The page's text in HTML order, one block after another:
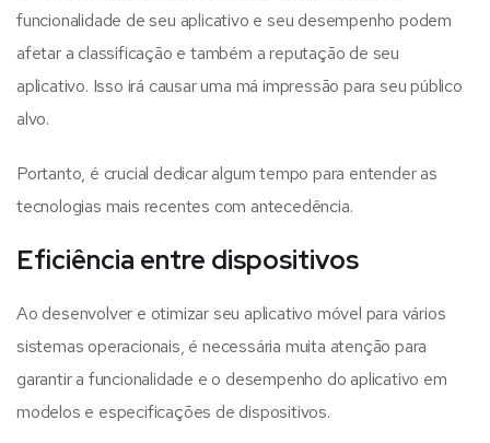
funcionalidade de seu aplicativo e seu desempenho podem
afetar a classificação e também a reputação de seu
aplicativo. Isso irá causar uma má impressão para seu público
alvo.
Portanto, é crucial dedicar algum tempo para entender as
tecnologias mais recentes com antecedência.
Eficiência entre dispositivos
Ao desenvolver e otimizar seu aplicativo móvel para vários
sistemas operacionais, é necessária muita atenção para
garantir a funcionalidade e o desempenho do aplicativo em
modelos e especificações de dispositivos.